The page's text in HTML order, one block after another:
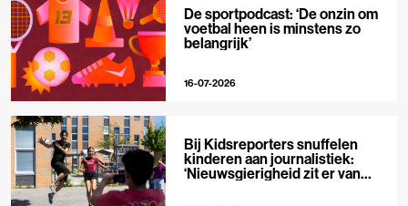
De sportpodcast: ‘De onzin om
voetbal heen is minstens zo
belangrijk’
16-07-2026
Bij Kidsreporters snuffelen
kinderen aan journalistiek:
‘Nieuwsgierigheid zit er van